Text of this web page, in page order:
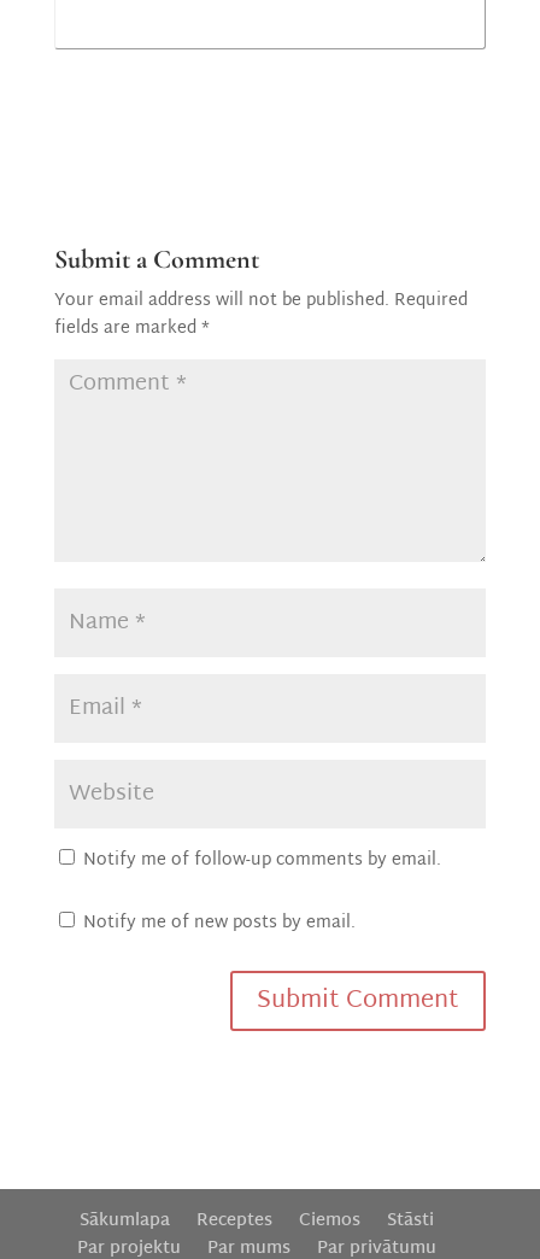
Submit a Comment
Your email address will not be published. Required
fields are marked *
Notify me of follow-up comments by email.
Notify me of new posts by email.
Sākumlapa Receptes Ciemos
Stāsti
Par projektu
Par mums Par privātumu